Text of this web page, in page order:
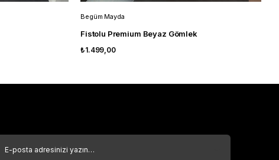
Begüm Mayda
Fistolu Premium Beyaz Gömlek
₺1.499,00